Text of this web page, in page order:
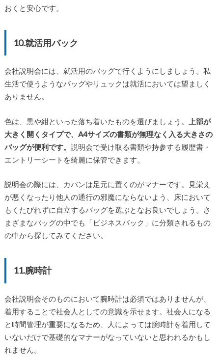
おくと安心です。
10.就活用バック
会社説明会には、就活用のバッグで行くようにしましょう。私
生活で使うようなバッグやリュックは就活においては望ましく
ありません。
色は、黒や紺といった落ち着いたものを選びましょう。
上部が
大きく開くタイプで、A4サイズの書類が無理なく入る大きさの
バッグが便利です。 説明会で受け取る書類や持参する履歴書・
エントリーシートを綺麗に保管できます。
説明会の際には、カバンは足元に置くのがマナーです。見栄え
が悪くなったり他人の通行の邪魔にならないよう、床において
もくたびれずに自立するバッグを選ぶとなお良いでしょう。さ
まざまなバッグの中でも「ビジネスバック」に分類されるもの
の中から探してみてください。
11.腕時計
会社説明会そのものにおいて腕時計は必須ではありませんが、
着用することで社会人としての意識を示せます。社会人になる
と時間管理が重要になるため、人によっては腕時計を着用して
いないだけで基礎的なマナーがなっていないと思われるかもし
れません。